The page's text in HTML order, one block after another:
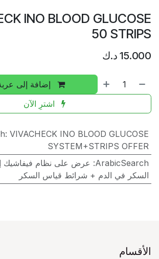
INO BLOOD GLUCOSE
50 STRIPS
15.000 د.ك
إضافة إلى
اشترِ الآن
:VIVACHECK INO BLOOD GLUCOSE
SYSTEM+STRIPS OFFER
ArabicSearch
: عرض على نظام فيفاشيك
السكر في الدم + شرائط قياس السكر
الأقسام